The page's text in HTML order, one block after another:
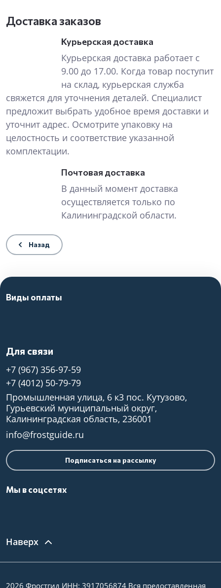
Доставка заказов
Курьерская доставка
Курьерская доставка работает с
9.00 до 17.00. Когда товар поступит
на склад, курьерская служба
свяжется для уточнения деталей. Специалист
предложит выбрать удобное время доставки и
уточнит адрес. Осмотрите упаковку на
целостность и соответствие указанной
комплектации.
Почтовая доставка
В данный момент доставка
осуществляется только по
Калининградской области.
Назад
Для связи
+7 (967) 356-97-59
+7 (4012) 50-79-79
Промышленная улица, 6 к3 пос. Кутузово,
Гурьевский муниципальный округ,
Калининградская область, 236001
info@frostguide.ru
Подписаться на рассылку
Мы в соцсетях
Виды оплаты
Наверх
2026 Фростгид ИНН: 3917056874 Вся предоставленная